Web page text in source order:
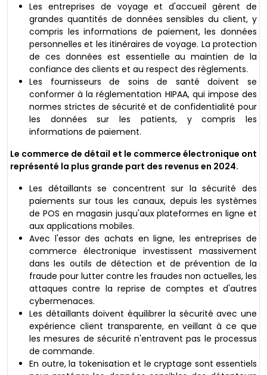
Les entreprises de voyage et d'accueil gèrent de
grandes quantités de données sensibles du client, y
compris les informations de paiement, les données
personnelles et les itinéraires de voyage. La protection
de ces données est essentielle au maintien de la
confiance des clients et au respect des règlements.
Les fournisseurs de soins de santé doivent se
conformer à la réglementation HIPAA, qui impose des
normes strictes de sécurité et de confidentialité pour
les données sur les patients, y compris les
informations de paiement.
Le commerce de détail et le commerce électronique ont
représenté la plus grande part des revenus en 2024.
Les détaillants se concentrent sur la sécurité des
paiements sur tous les canaux, depuis les systèmes
de POS en magasin jusqu'aux plateformes en ligne et
aux applications mobiles.
Avec l'essor des achats en ligne, les entreprises de
commerce électronique investissent massivement
dans les outils de détection et de prévention de la
fraude pour lutter contre les fraudes non actuelles, les
attaques contre la reprise de comptes et d'autres
cybermenaces.
Les détaillants doivent équilibrer la sécurité avec une
expérience client transparente, en veillant à ce que
les mesures de sécurité n'entravent pas le processus
de commande.
En outre, la tokenisation et le cryptage sont essentiels